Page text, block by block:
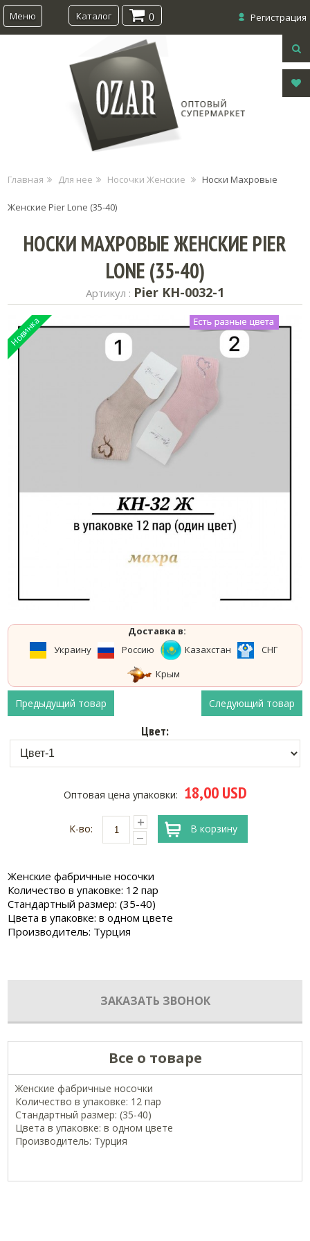
Меню Регистрация
Каталог 0
Главная Для нее Носочки Женские Носки Махровые
Женские Pier Lone (35-40)
НОСКИ МАХРОВЫЕ ЖЕНСКИЕ PIER
LONE (35-40)
Артикул : Pier KH-0032-1
Доставка в:
Украину
Россию Казахстан
СНГ
Крым
Предыдущий товар Следующий товар
Цвет:
Оптовая цена упаковки: 18,00 USD
К-во: В корзину
Женские фабричные носочки
Количество в упаковке: 12 пар
Стандартный размер: (35-40)
Цвета в упаковке: в одном цвете
Производитель: Турция
ЗАКАЗАТЬ ЗВОНОК
Все о товаре
Женские фабричные носочки
Количество в упаковке: 12 пар
Стандартный размер: (35-40)
Цвета в упаковке: в одном цвете
Производитель: Турция